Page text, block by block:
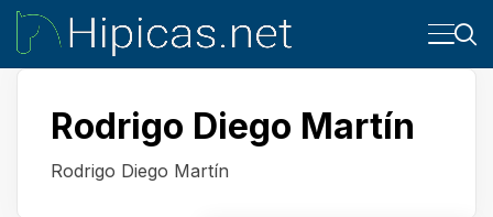
Rodrigo Diego Martín
Rodrigo Diego Martín